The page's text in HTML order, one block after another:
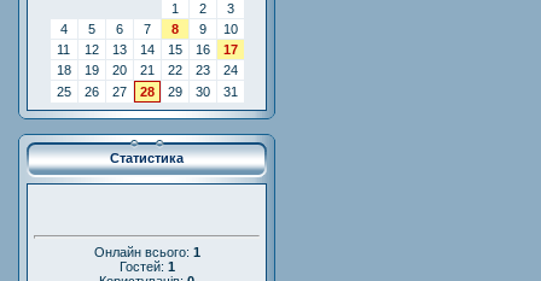
1
2
3
4
5 6 7 8 9
10
11
12 13 14 15 16
17
18
19 20 21 22 23
24
25
26 27 28 29 30 31
Статистика
Онлайн всього: 1
Гостей: 1